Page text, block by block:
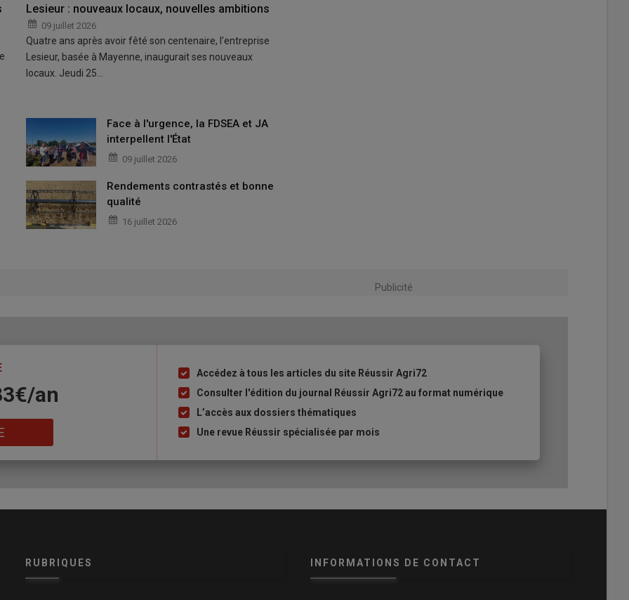
Lesieur : nouveaux locaux, nouvelles ambitions
09 juillet 2026
Quatre ans après avoir fêté son centenaire, l’entreprise
Lesieur, basée à Mayenne, inaugurait ses nouveaux
locaux. Jeudi 25…
Face à l'urgence, la FDSEA et JA
interpellent l'État
09 juillet 2026
Rendements contrastés et bonne
qualité
16 juillet 2026
Publicité
an
Liste
à
puce
Accédez à tous les articles du site Réussir Agri72
Consulter l'édition du journal Réussir Agri72 au format numérique
L’accès aux dossiers thématiques
Une revue Réussir spécialisée par mois
RUBRIQUES INFORMATIONS DE CONTACT